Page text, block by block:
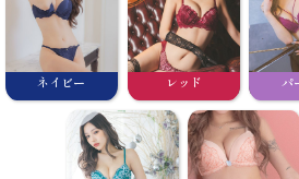
ネイビー レッド パ